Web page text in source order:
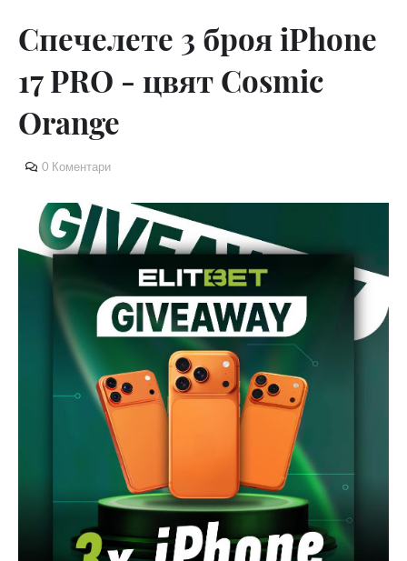
Спечелете 3 броя iPhone
17 PRO - цвят Cosmic
Orange
0 Коментари